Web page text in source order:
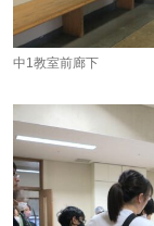
中1教室前廊下